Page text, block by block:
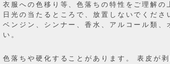
衣服への色移り等、色落ちの特性をご理解
日光の当たるところで、放置しないでくださ
ベンジン、シンナー、香水、アルコール類、
い。
色落ちや硬化することがあります。 表皮が